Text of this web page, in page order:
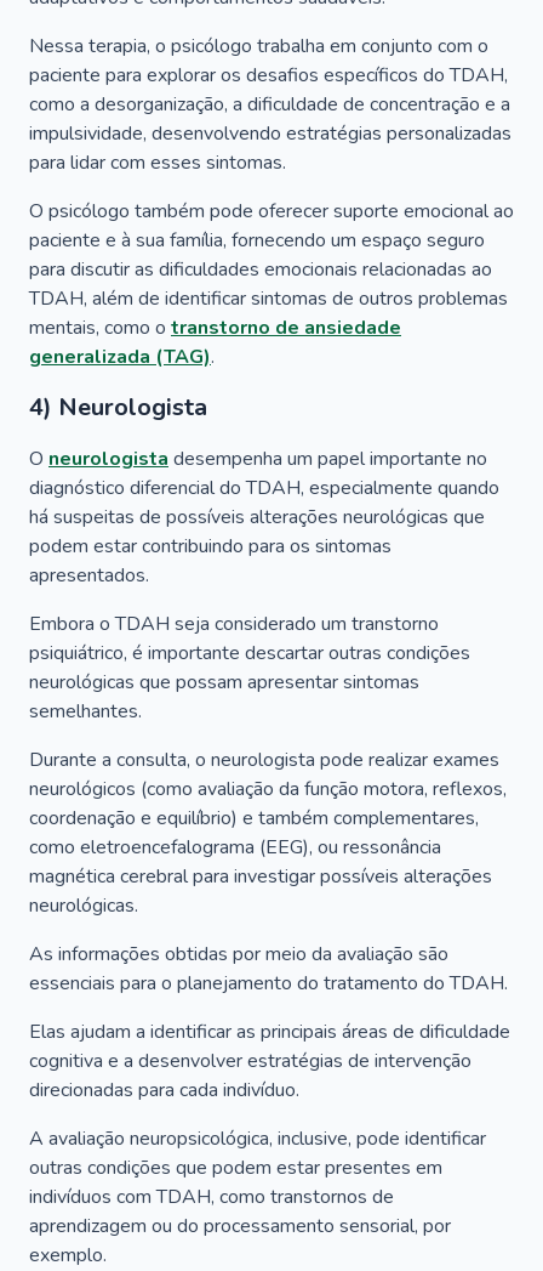
Nessa terapia, o psicólogo trabalha em conjunto com o
paciente para explorar os desafios específicos do TDAH,
como a desorganização, a dificuldade de concentração e a
impulsividade, desenvolvendo estratégias personalizadas
para lidar com esses sintomas.
O psicólogo também pode oferecer suporte emocional ao
paciente e à sua família, fornecendo um espaço seguro
para discutir as dificuldades emocionais relacionadas ao
TDAH, além de identificar sintomas de outros problemas
mentais, como o transtorno de ansiedade
generalizada (TAG).
4) Neurologista
O neurologistadesempenha um papel importante no
diagnóstico diferencial do TDAH, especialmente quando
há suspeitas de possíveis alterações neurológicas que
podem estar contribuindo para os sintomas
apresentados.
Embora o TDAH seja considerado um transtorno
psiquiátrico, é importante descartar outras condições
neurológicas que possam apresentar sintomas
semelhantes.
Durante a consulta, o neurologista pode realizar exames
neurológicos (como avaliação da função motora, reflexos,
coordenação e equilíbrio) e também complementares,
como eletroencefalograma (EEG), ou ressonância
magnética cerebral para investigar possíveis alterações
neurológicas.
As informações obtidas por meio da avaliação são
essenciais para o planejamento do tratamento do TDAH.
Elas ajudam a identificar as principais áreas de dificuldade
cognitiva e a desenvolver estratégias de intervenção
direcionadas para cada indivíduo.
A avaliação neuropsicológica, inclusive, pode identificar
outras condições que podem estar presentes em
indivíduos com TDAH, como transtornos de
aprendizagem ou do processamento sensorial, por
exemplo.